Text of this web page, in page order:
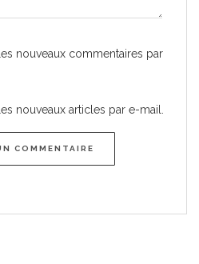
nouveaux commentaires par
nouveaux articles par e-mail.
COMMENTAIRE